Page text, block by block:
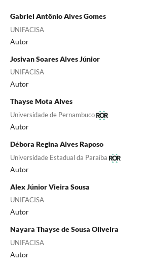
Gabriel Antônio Alves Gomes
UNIFACISA
Autor
Josivan Soares Alves Júnior
UNIFACISA
Autor
Thayse Mota Alves
Universidade de Pernambuco
Autor
Débora Regina Alves Raposo
Universidade Estadual da Paraíba
Autor
Alex Júnior Vieira Sousa
UNIFACISA
Autor
Nayara Thayse de Sousa Oliveira
UNIFACISA
Autor